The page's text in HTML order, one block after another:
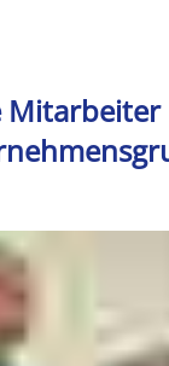
Mitarbeiter